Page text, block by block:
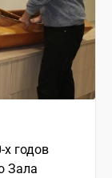
годов
Зала